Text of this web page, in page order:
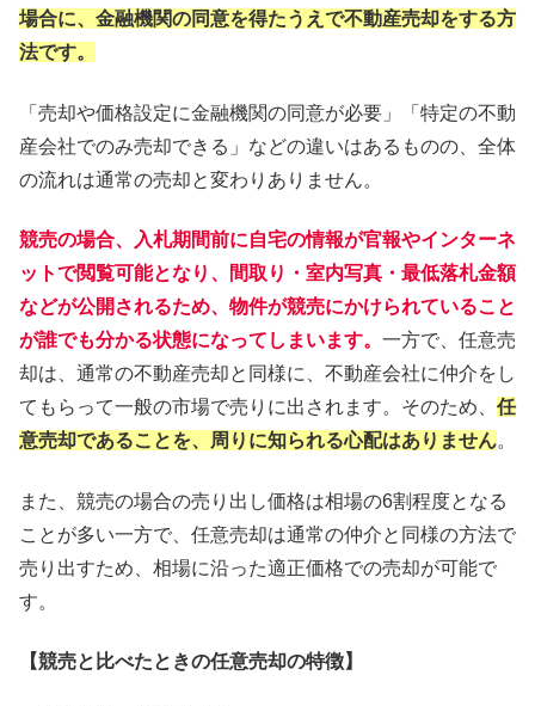
場合に、金融機関の同意を得たうえで不動産売却をする方
法です。
「売却や価格設定に金融機関の同意が必要」「特定の不動
産会社でのみ売却できる」などの違いはあるものの、全体
の流れは通常の売却と変わりありません。
競売の場合、入札期間前に自宅の情報が官報やインターネ
ットで閲覧可能となり、間取り・室内写真・最低落札金額
などが公開されるため、物件が競売にかけられていること
が誰でも分かる状態になってしまいます。 一方で、任意売
却は、通常の不動産売却と同様に、不動産会社に仲介をし
てもらって一般の市場で売りに出されます。そのため、 任
意売却であることを、周りに知られる心配はありません。
また、競売の場合の売り出し価格は相場の6割程度となる
ことが多い一方で、任意売却は通常の仲介と同様の方法で
売り出すため、相場に沿った適正価格での売却が可能で
す。
【競売と比べたときの任意売却の特徴】